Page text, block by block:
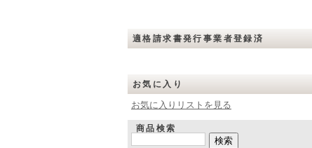
適格請求書発行事業者登録済
お気に入り
お気に入りリストを見る
商品検索